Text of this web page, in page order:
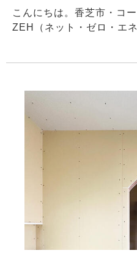
こんにちは。香芝市・コ
ZEH（ネット・ゼロ・エ